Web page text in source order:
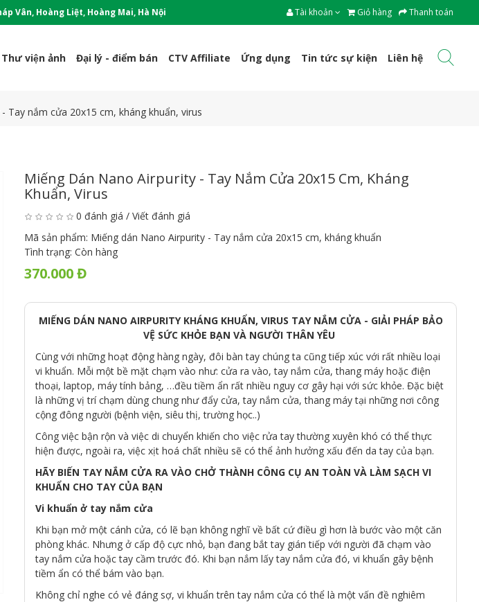
Vân, Hoàng Liệt, Hoàng Mai, Hà Nội Tài khoản Giỏ hàng Thanh toán
Thư viện ảnh Đại lý - điểm bán CTV Affiliate Ứng dụng Tin tức sự kiện Liên hệ
Tay nắm cửa 20x15 cm, kháng khuẩn, virus
Miếng Dán Nano Airpurity - Tay Nắm Cửa 20x15 Cm, Kháng
Khuẩn, Virus
0 đánh giá / Viết đánh giá
Mã sản phẩm: Miếng dán Nano Airpurity - Tay nắm cửa 20x15 cm, kháng khuẩn
Tình trạng: Còn hàng
370.000 Đ
MIẾNG DÁN NANO AIRPURITY KHÁNG KHUẨN, VIRUS TAY NẮM CỬA - GIẢI PHÁP BẢO
VỆ SỨC KHỎE BẠN VÀ NGƯỜI THÂN YÊU
Cùng với những hoạt động hàng ngày, đôi bàn tay chúng ta cũng tiếp xúc với rất nhiều loại
vi khuẩn. Mỗi một bề mặt chạm vào như: cửa ra vào, tay nắm cửa, thang máy hoặc điện
thoại, laptop, máy tính bảng, …đều tiềm ẩn rất nhiều nguy cơ gây hại với sức khỏe. Đặc biệt
là những vị trí chạm dùng chung như đẩy cửa, tay nắm cửa, thang máy tại những nơi công
cộng đông người (bệnh viện, siêu thị, trường học..)
Công việc bận rộn và việc di chuyển khiến cho việc rửa tay thường xuyên khó có thể thực
hiện được, ngoài ra, việc xịt hoá chất nhiều sẽ có thể ảnh hưởng xấu đến da tay của bạn.
HÃY BIẾN TAY NẮM CỬA RA VÀO CHỞ THÀNH CÔNG CỤ AN TOÀN VÀ LÀM SẠCH VI
KHUẨN CHO TAY CỦA BẠN
Vi khuẩn ở tay nắm cửa
Khi bạn mở một cánh cửa, có lẽ bạn không nghĩ về bất cứ điều gì hơn là bước vào một căn
phòng khác. Nhưng ở cấp độ cực nhỏ, bạn đang bắt tay gián tiếp với người đã chạm vào
tay nắm cửa hoặc tay cầm trước đó. Khi bạn nắm lấy tay nắm cửa đó, vi khuẩn gây bệnh
tiềm ẩn có thể bám vào bạn.
Không chỉ nghe có vẻ đáng sợ, vi khuẩn trên tay nắm cửa có thể là một vấn đề nghiêm